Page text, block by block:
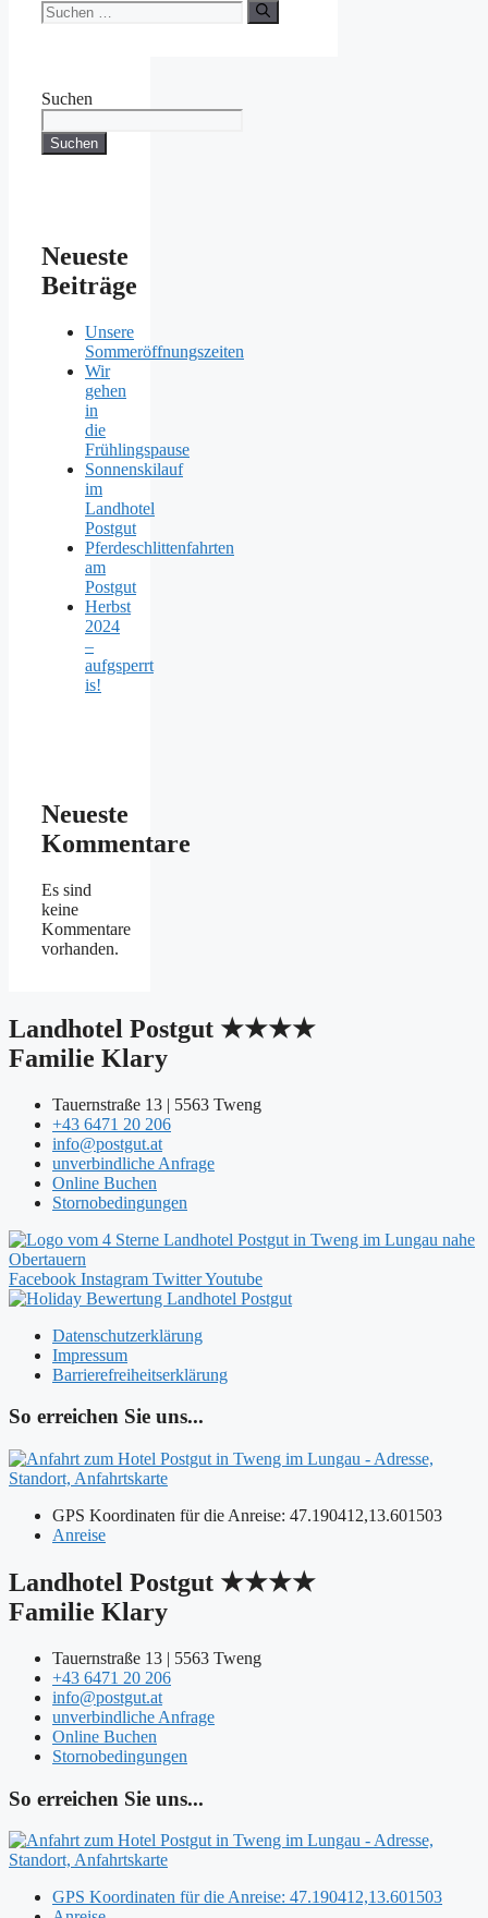
Suchen
Suchen
Neueste
Beiträge
Unsere
Sommeröffnungszeiten
Wir
gehen
in
die
Frühlingspause
Sonnenskilauf
im
Landhotel
Postgut
Pferdeschlittenfahrten
am
Postgut
Herbst
2024
–
aufgsperrt
is!
Neueste
Kommentare
Es sind
keine
Kommentare
vorhanden.
Landhotel Postgut ★★★★
Familie Klary
Tauernstraße 13 | 5563 Tweng
+43 6471 20 206
info@postgut.at
unverbindliche Anfrage
Online Buchen
Stornobedingungen
Facebook Instagram TwitterYoutube
Datenschutzerklärung
Impressum
Barrierefreiheitserklärung
So erreichen Sie uns...
GPS Koordinaten für die Anreise: 47.190412,13.601503
Anreise
Landhotel Postgut ★★★★
Familie Klary
Tauernstraße 13 | 5563 Tweng
+43 6471 20 206
info@postgut.at
unverbindliche Anfrage
Online Buchen
Stornobedingungen
So erreichen Sie uns...
GPS Koordinaten für die Anreise: 47.190412,13.601503